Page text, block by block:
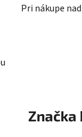
Pri nákupe
Značka